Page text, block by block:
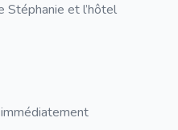
Stéphanie et l’hôtel